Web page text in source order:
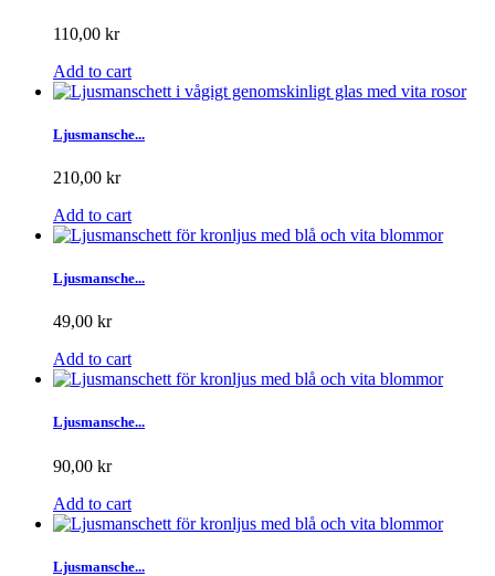
110,00 kr
Add to cart
Ljusmansche...
210,00 kr
Add to cart
Ljusmansche...
49,00 kr
Add to cart
Ljusmansche...
90,00 kr
Add to cart
Ljusmansche...